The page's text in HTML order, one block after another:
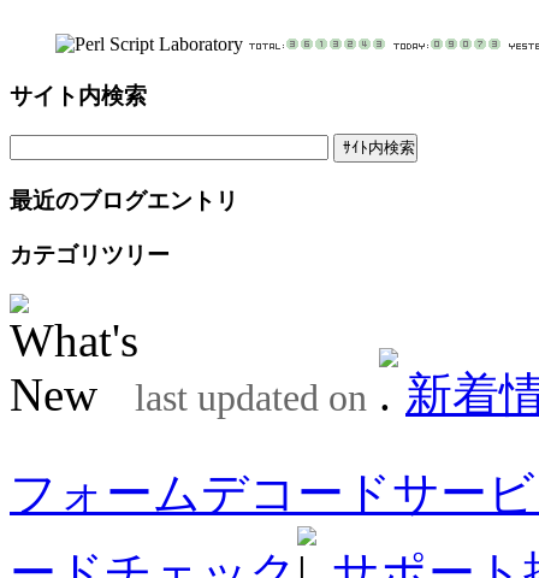
サイト内検索
最近のブログエントリ
カテゴリツリー
last updated on
新着
フォームデコードサー